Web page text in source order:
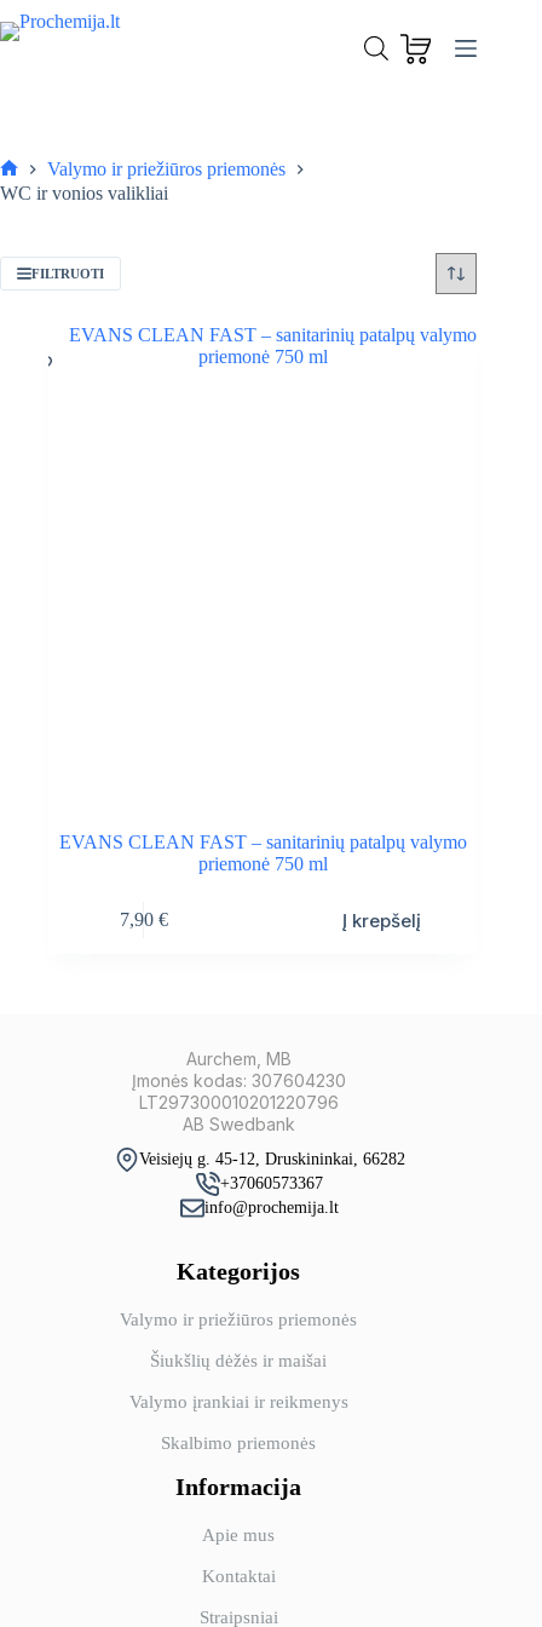
to
Pagrindinis
Valymo ir priežiūros priemonės
WC ir vonios valikliai
FILTRUOTI
EVANS CLEAN FAST – sanitarinių patalpų valymo
priemonė 750 ml
7,90 € Į krepšelį
Aurchem, MB
Įmonės kodas: 307604230
LT297300010201220796
AB Swedbank
Veisiejų g. 45-12, Druskininkai, 66282
+37060573367
info@prochemija.lt
Kategorijos
Valymo ir priežiūros priemonės
Šiukšlių dėžės ir maišai
Valymo įrankiai ir reikmenys
Skalbimo priemonės
Informacija
Apie mus
Kontaktai
Straipsniai